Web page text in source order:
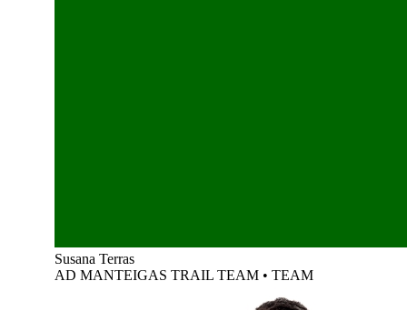
Susana Terras
AD MANTEIGAS TRAIL TEAM • TEAM